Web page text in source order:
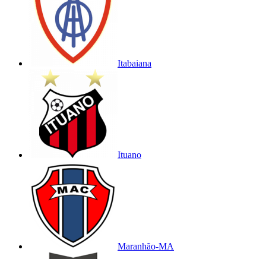
Itabaiana
Ituano
Maranhão-MA